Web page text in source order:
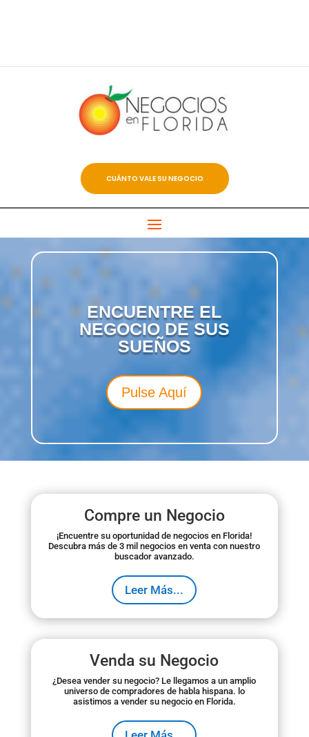
CUÁNTO VALE SU NEGOCIO
ENCUENTRE EL
NEGOCIO DE SUS
SUEÑOS
Pulse Aquí
Compre un Negocio
¡Encuentre su oportunidad de negocios en Florida!
Descubra más de 3 mil negocios en venta con nuestro
buscador avanzado.
Leer Más...
Venda su Negocio
¿Desea vender su negocio? Le llegamos a un amplio
universo de compradores de habla hispana. lo
asistimos a vender su negocio en Florida.